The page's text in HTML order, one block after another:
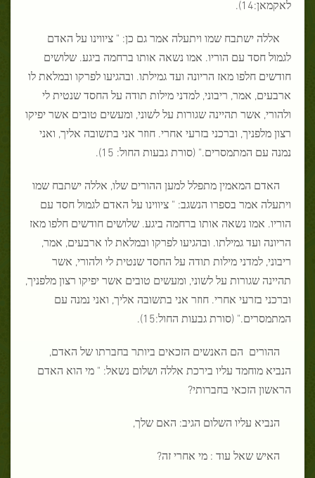
לאקמאן:14).
אללה ישתבח שמו ויתעלה אמר גם כן: " ציווינו על האדם
לגמול חסד עם הוריו. אמו נשאה אותו ברחמה ביגע. שלושים
חודשים חלפו מאז הריונה ועד גמילתו. ובהגיעו לפרקו ובמלאת לו
ארבעים, אמר, ריבוני, למדני מילות תודה על החסד שנטית לי
ולהורי, אשר תהיינה שגורות על לשוני, ומעשים טובים אשר יפיקו
רצון מלפניך, וברכני בזרעי אחרי. חוזר אני בתשובה אליך, ואני
נמנה עם המתמסרים." (סורת גבעות החול: 15).
האדם המאמין מתפלל למען ההורים שלו, אללה ישתבח שמו
ויתעלה אמר בספרו הנשגב: " ציווינו על האדם לגמול חסד עם
הוריו. אמו נשאה אותו ברחמה ביגע. שלושים חודשים חלפו מאז
הריונה ועד גמילתו. ובהגיעו לפרקו ובמלאת לו ארבעים, אמר,
ריבוני, למדני מילות תודה על החסד שנטית לי ולהורי, אשר
תהיינה שגורות על לשוני, ומעשים טובים אשר יפיקו רצון מלפניך,
וברכני בזרעי אחרי. חוזר אני בתשובה אליך, ואני נמנה עם
המתמסרים." (סורת גבעות החול:15).
ההורים הם האנשים הזכאים ביותר בחברתו של האדם,
הנביא מוחמד עליו בירכת אללה ושלום נשאל: " מי הוא האדם
הראשון הזכאי בחברותי?
הנביא עליו השלום הגיב: האם שלך,
האיש שאל עוד : מי אחרי זה?